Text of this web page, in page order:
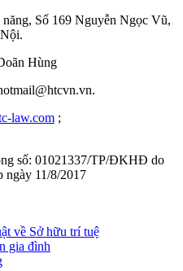
năng, Số 169 Nguyễn Ngọc Vũ,
i.
Hùng
law.com ;
số: 01021337/TP/ĐKHĐ do
ngày 11/8/2017
về Sở hữu trí tuệ
gia đình